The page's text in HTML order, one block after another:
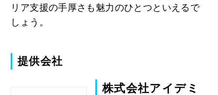
リア支援の手厚さも魅力のひとつといえるで
しょう。
提供会社
株式会社アイデミ